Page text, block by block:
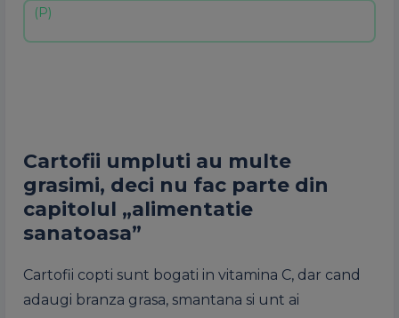
Cartofii umpluti au multe
grasimi, deci nu fac parte din
capitolul „alimentatie
sanatoasa”
Cartofii copti sunt bogati in vitamina C, dar cand
adaugi branza grasa, smantana si unt ai